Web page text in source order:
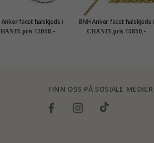
Anker facet halskjede i
karat hvitt gull 45 cm x
1,4 mm
pris 12058,-
BNH Anker facet halskjede i
14 karat gull 45 cm x 1,4
mm
CHANTI-pris 10850,-
FINN OSS PÅ SOSIALE MEDIER